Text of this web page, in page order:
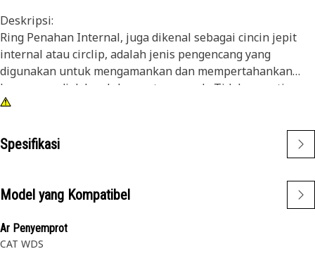
Deskripsi:
Ring Penahan Internal, juga dikenal sebagai cincin jepit
internal atau circlip, adalah jenis pengencang yang
digunakan untuk mengamankan dan mempertahankan
komponen di dalam lubang atau rumah. Tidak seperti
cincin jepit eksternal yang pas di atas poros atau pin,
untuk menahan komponen di tempatnya. Tujuan utama
dari cincin jepit internal adalah untuk mencegah gerakan
rumah. Ring ini bertindak sebagai perangkat penahan,
memegang komponen dengan aman seperti bearing,
poros, atau seal.
Spesifikasi
Model yang Kompatibel
Ar Penyemprot
CAT WDS